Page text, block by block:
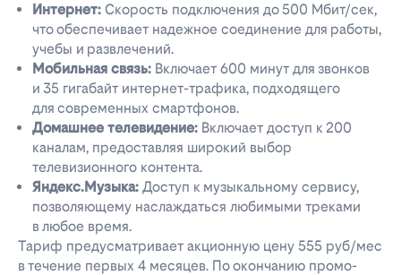
Интернет: Скорость подключения до 500 Мбит/сек,
что обеспечивает надежное соединение для работы,
учебы и развлечений.
Мобильная связь: Включает 600 минут для звонков
и 35 гигабайт интернет-трафика, подходящего
для современных смартфонов.
Домашнее телевидение: Включает доступ к 200
каналам, предоставляя широкий выбор
телевизионного контента.
Яндекс.Музыка: Доступ к музыкальному сервису,
позволяющему наслаждаться любимыми треками
в любое время.
Тариф предусматривает акционную цену 555 руб/мес
в течение первых 4 месяцев. По окончанию промо-